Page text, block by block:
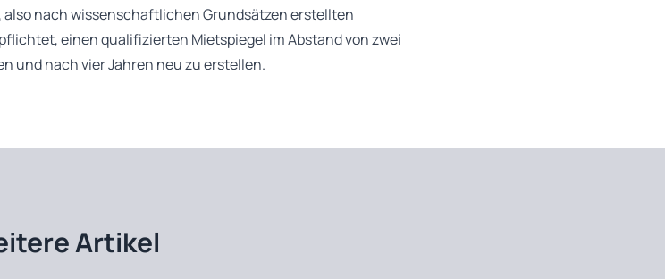
nach wissenschaftlichen Grundsätzen erstellten
einen qualifizierten Mietspiegel im Abstand von zwei
und nach vier Jahren neu zu erstellen.
Artikel